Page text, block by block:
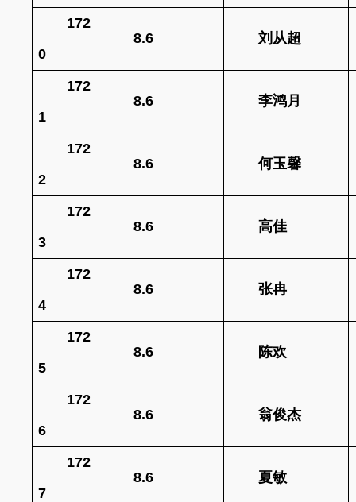
172
0
8.6 刘从超
172
1
8.6 李鸿月
172
2
8.6 何玉馨
172
3
8.6 高佳
172
4
8.6 张冉
172
5
8.6 陈欢
172
6
8.6 翁俊杰
172
7
8.6 夏敏